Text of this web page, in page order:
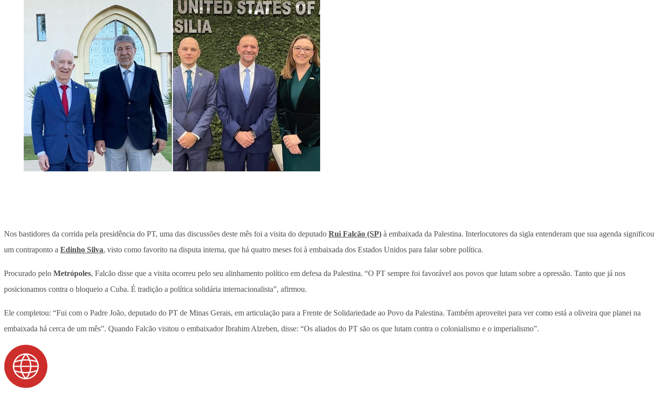
Nos bastidores da corrida pela presidência do PT, uma das discussões deste mês foi a visita do deputado Rui Falcão (SP) à embaixada da Palestina. Interlocutores da sigla entenderam que sua agenda significou
um contraponto a Edinho Silva, visto como favorito na disputa interna, que há quatro meses foi à embaixada dos Estados Unidos para falar sobre política.
Procurado pelo Metrópoles, Falcão disse que a visita ocorreu pelo seu alinhamento político em defesa da Palestina. “O PT sempre foi favorável aos povos que lutam sobre a opressão. Tanto que já nos
posicionamos contra o bloqueio a Cuba. É tradição a política solidária internacionalista”, afirmou.
Ele completou: “Fui com o Padre João, deputado do PT de Minas Gerais, em articulação para a Frente de Solidariedade ao Povo da Palestina. Também aproveitei para ver como está a oliveira que planei na
embaixada há cerca de um mês”. Quando Falcão visitou o embaixador Ibrahim Alzeben, disse: “Os aliados do PT são os que lutam contra o colonialismo e o imperialismo”.